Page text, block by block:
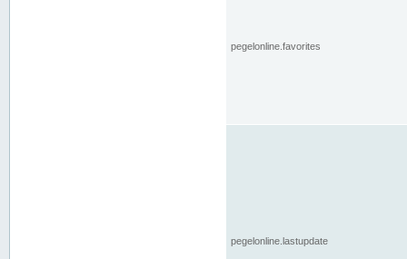
pegelonline.favorites
pegelonline.lastupdate